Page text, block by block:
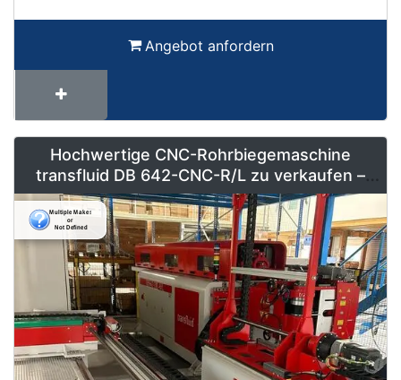
Angebot anfordern
Hochwertige CNC-Rohrbiegemaschine
transfluid DB 642-CNC-R/L zu verkaufen –
Vollautomatisiert & Neuwertig